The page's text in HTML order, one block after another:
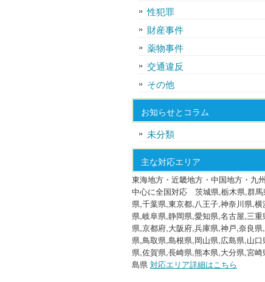
性犯罪
財産事件
薬物事件
交通違反
その他
お知らせとコラム
未分類
主な対応エリア
東海地方・近畿地方・中国地方・九
中心に全国対応 茨城県,栃木県,群馬
県,千葉県,東京都,八王子,神奈川県,
県,岐阜県,静岡県,愛知県,名古屋,三重
県,京都府,大阪府,兵庫県,神戸,奈良県
県,鳥取県,島根県,岡山県,広島県,山口
県,佐賀県,長崎県,熊本県,大分県,宮
島県 対応エリア詳細はこちら